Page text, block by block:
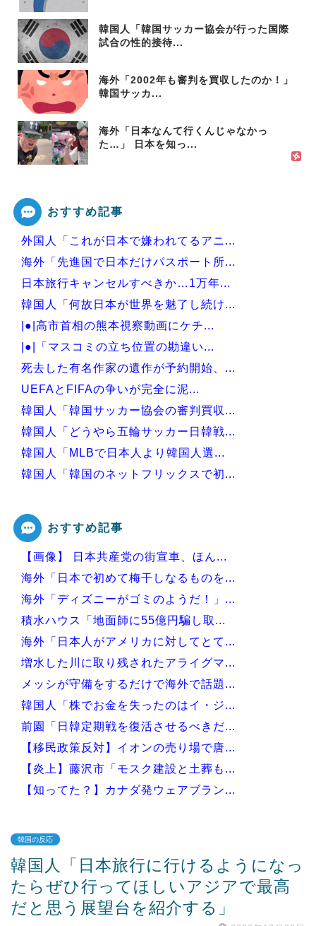
韓国人「韓国サッカー協会が行った国際
試合の性的接待...
海外「2002年も審判を買収したのか！」
韓国サッカ...
海外「日本なんて行くんじゃなかっ
た…」 日本を知っ...
おすすめ記事
外国人「これが日本で嫌われてるアニ...
海外「先進国で日本だけパスポート所...
日本旅行キャンセルすべきか…1万年...
韓国人「何故日本が世界を魅了し続け...
|●|高市首相の熊本視察動画にケチ...
|●|「マスコミの立ち位置の勘違い...
死去した有名作家の遺作が予約開始、...
UEFAとFIFAの争いが完全に泥...
韓国人「韓国サッカー協会の審判買収...
韓国人「どうやら五輪サッカー日韓戦...
韓国人「MLBで日本人より韓国人選...
韓国人「韓国のネットフリックスで初...
Powered by livedoor 相互RSS
おすすめ記事
【画像】 日本共産党の街宣車、ほん...
海外「日本で初めて梅干しなるものを...
海外「ディズニーがゴミのようだ！」...
積水ハウス「地面師に55億円騙し取...
海外「日本人がアメリカに対してとて...
増水した川に取り残されたアライグマ...
メッシが守備をするだけで海外で話題...
韓国人「株でお金を失ったのはイ・ジ...
前園「日韓定期戦を復活させるべきだ...
【移民政策反対】イオンの売り場で唐...
【炎上】藤沢市「モスク建設と土葬も...
【知ってた？】カナダ発ウェアブラン...
Powered by livedoor 相互RSS
韓国の反応
韓国人「日本旅行に行けるようになっ
たらぜひ行ってほしいアジアで最高
だと思う展望台を紹介する」